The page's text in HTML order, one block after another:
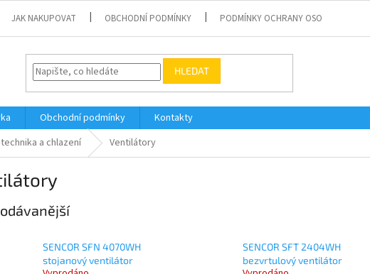
JAK NAKUPOVAT OBCHODNÍ PODMÍNKY PODMÍNKY OCHRANY OSOBNÍCH ÚDAJŮ
HLEDAT
Obchodní podmínky
Kontakty
a chlazení Ventilátory
SENCOR SFN 4070WH
stojanový ventilátor
SENCOR SFT 2404WH
bezvrtulový ventilátor